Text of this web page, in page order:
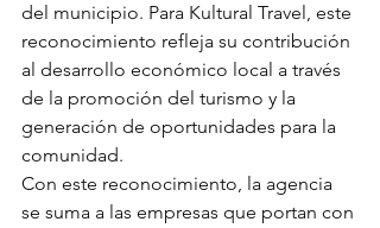
del municipio. Para Kultural Travel, este
reconocimiento refleja su contribución
al desarrollo económico local a través
de la promoción del turismo y la
generación de oportunidades para la
comunidad.
Con este reconocimiento, la agencia
se suma a las empresas que portan con